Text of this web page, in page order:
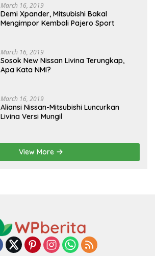
March 16, 2019
Demi Xpander, Mitsubishi Bakal
Mengimpor Kembali Pajero Sport
March 16, 2019
Sosok New Nissan Livina Terungkap,
Apa Kata NMI?
March 16, 2019
Aliansi Nissan-Mitsubishi Luncurkan
Livina Versi Mungil
View More